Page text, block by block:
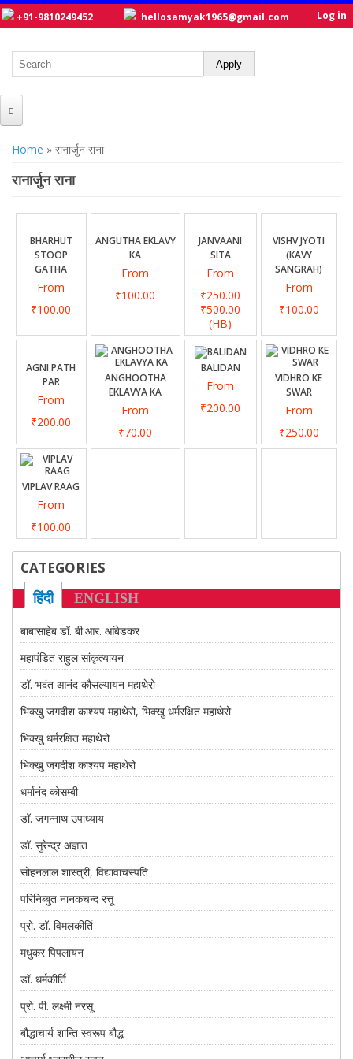
+91-9810249452 hellosamyak1965@gmail.com Log in
ABOUT US
POSTERS
OUR WRITERS
You are here
Home » रानार्जुन राना
रानार्जुन राना
BHARHUT
STOOP
GATHA
From
₹100.00
ANGUTHA EKLAVY
KA
From
₹100.00
JANVAANI
SITA
From
₹250.00
₹500.00
(HB)
VISHV JYOTI
(KAVY
SANGRAH)
From
₹100.00
AGNI PATH
PAR
From
₹200.00
ANGHOOTHA
EKLAVYA KA
From
₹70.00
BALIDAN
From
₹200.00
VIDHRO KE
SWAR
From
₹250.00
VIPLAV RAAG
From
₹100.00
CATEGORIES
हिंदी ENGLISH
बाबासाहेब डॉ. बी.आर. आंबेडकर
महापंडित राहुल सांकृत्यायन
डॉ. भदंत आनंद कौसल्यायन महाथेरो
भिक्खु जगदीश काश्यप महाथेरो, भिक्खु धर्मरक्षित महाथेरो
भिक्खु धर्मरक्षित महाथेरो
भिक्खु जगदीश काश्यप महाथेरो
धर्मानंद कोसम्बी
डॉ. जगन्नाथ उपाध्याय
डॉ. सुरेन्द्र अज्ञात
सोहनलाल शास्त्री, विद्यावाचस्पति
परिनिब्बुत नानकचन्द रत्तू
प्रो. डॉ. विमलकीर्ति
मधुकर पिपलायन
डॉ. धर्मकीर्ति
प्रो. पी. लक्ष्मी नरसू
बौद्धाचार्य शान्ति स्वरूप बौद्ध